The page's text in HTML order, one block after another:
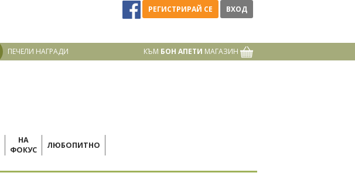
РЕГИСТРИРАЙ СЕ ВХОД
ПЕЧЕЛИ НАГРАДИ КЪМ БОН АПЕТИ МАГАЗИН
НА
ФОКУС
ЛЮБОПИТНО